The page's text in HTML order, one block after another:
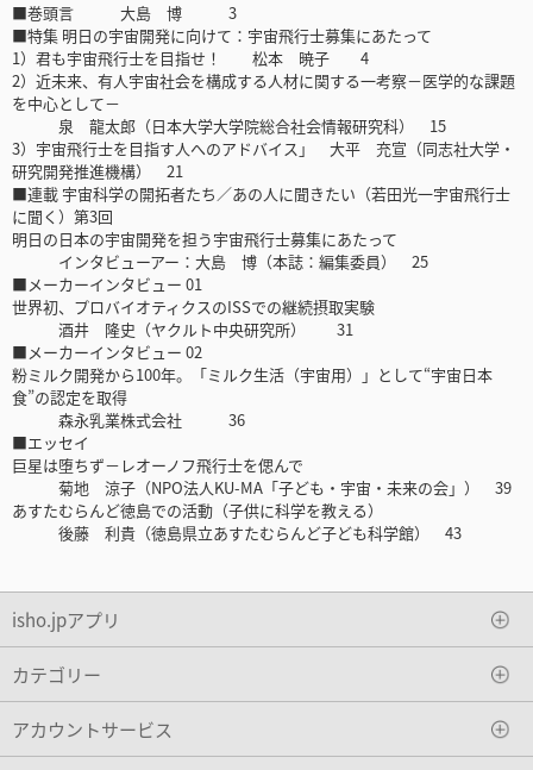
■巻頭言 大島 博 3
■特集 明日の宇宙開発に向けて：宇宙飛行士募集にあたって
1）君も宇宙飛行士を目指せ！ 松本 暁子 4
2）近未来、有人宇宙社会を構成する人材に関する一考察－医学的な課題
を中心として－
泉 龍太郎（日本大学大学院総合社会情報研究科） 15
3）宇宙飛行士を目指す人へのアドバイス」 大平 充宣（同志社大学・
研究開発推進機構） 21
■連載 宇宙科学の開拓者たち／あの人に聞きたい（若田光一宇宙飛行士
に聞く）第3回
明日の日本の宇宙開発を担う宇宙飛行士募集にあたって
インタビューアー：大島 博（本誌：編集委員） 25
■メーカーインタビュー 01
世界初、プロバイオティクスのISSでの継続摂取実験
酒井 隆史（ヤクルト中央研究所） 31
■メーカーインタビュー 02
粉ミルク開発から100年。「ミルク生活（宇宙用）」として“宇宙日本
食”の認定を取得
森永乳業株式会社 36
■エッセイ
巨星は堕ちず－レオーノフ飛行士を偲んで
菊地 涼子（NPO法人KU-MA「子ども・宇宙・未来の会」） 39
あすたむらんど徳島での活動（子供に科学を教える）
後藤 利貴（徳島県立あすたむらんど子ども科学館） 43
isho.jpアプリ
カテゴリー
アカウントサービス